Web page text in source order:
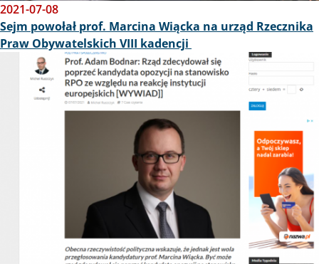
2021-07-08
Sejm powołał prof. Marcina Wiącka na urząd Rzecznika
Praw Obywatelskich VIII kadencji